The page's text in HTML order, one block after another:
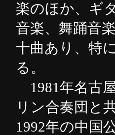
楽のほか、ギ
音楽、舞踊音
十曲あり、特
る。
1981年名古
リン合奏団と
1992年の中国